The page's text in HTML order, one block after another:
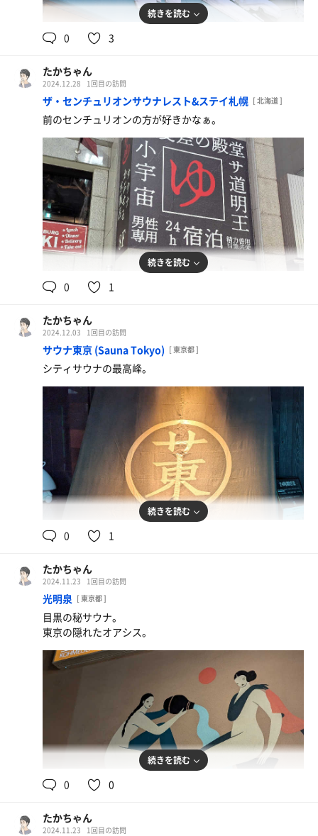
続きを読む
0 3
たかちゃん
2024.12.28 1回目の訪問
ザ・センチュリオンサウナレスト&ステイ札幌 [ 北海道 ]
前のセンチュリオンの方が好きかなぁ。
続きを読む
0 1
たかちゃん
2024.12.03 1回目の訪問
サウナ東京 (Sauna Tokyo) [ 東京都 ]
シティサウナの最高峰。
続きを読む
0 1
たかちゃん
2024.11.23 1回目の訪問
光明泉 [ 東京都 ]
目黒の秘サウナ。
東京の隠れたオアシス。
続きを読む
0 0
たかちゃん
2024.11.23 1回目の訪問